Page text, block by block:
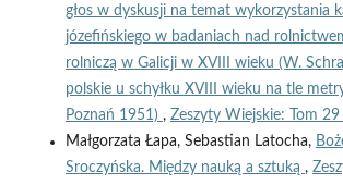
głos w dyskusji na temat wykorzystania
józefińskiego w badaniach nad
rolniczą w Galicji w XVIII wieku (W.
polskie u schyłku XVIII wieku na tle
Poznań 1951) , Zeszyty Wiejskie: Tom 29
Małgorzata Łapa, Sebastian Latocha,
Sroczyńska. Między nauką a sztuką ,